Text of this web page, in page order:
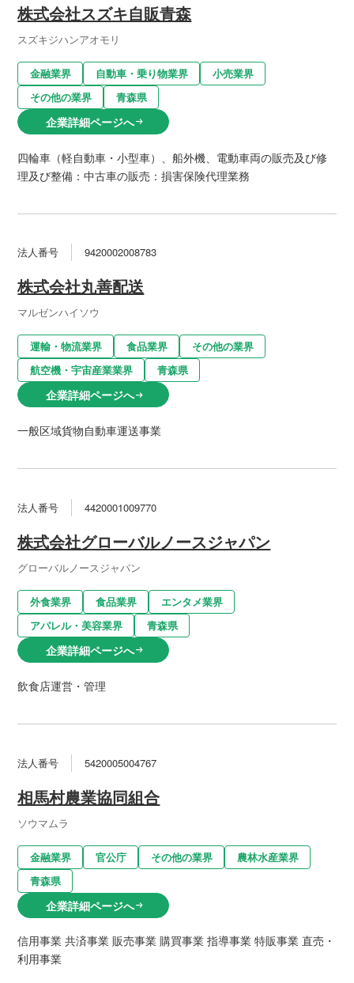
株式会社スズキ自販青森
スズキジハンアオモリ
金融業界 自動車・乗り物業界
小売業界
その他の業界
青森県
企業詳細ページへarrow_right_alt
四輪車（軽自動車・小型車）、船外機、電動車両の販売及び修
理及び整備：中古車の販売：損害保険代理業務
法人番号 9420002008783
株式会社丸善配送
マルゼンハイソウ
運輸・物流業界 食品業界
その他の業界
航空機・宇宙産業業界
青森県
企業詳細ページへarrow_right_alt
一般区域貨物自動車運送事業
法人番号 4420001009770
株式会社グローバルノースジャパン
グローバルノースジャパン
外食業界 食品業界
エンタメ業界
アパレル・美容業界
青森県
企業詳細ページへarrow_right_alt
飲食店運営・管理
法人番号 5420005004767
相馬村農業協同組合
ソウマムラ
金融業界 官公庁 その他の業界
農林水産業界
青森県
企業詳細ページへarrow_right_alt
信用事業 共済事業 販売事業 購買事業 指導事業 特販事業 直売・
利用事業